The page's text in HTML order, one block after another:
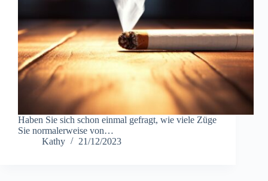
Haben Sie sich schon einmal gefragt, wie viele Züge
Sie normalerweise von…
Kathy
21/12/2023